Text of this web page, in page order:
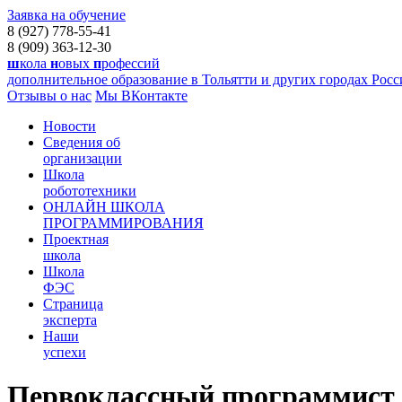
Заявка на обучение
8 (927) 778-55-41
8 (909) 363-12-30
школа новых профессий
дополнительное образование в Тольятти и других городах
Отзывы о нас Мы ВКонтакте
Новости
Сведения об
организации
Школа
робототехники
ОНЛАЙН ШКОЛА
ПРОГРАММИРОВАНИЯ
Проектная
школа
Школа
ФЭС
Страница
эксперта
Наши
успехи